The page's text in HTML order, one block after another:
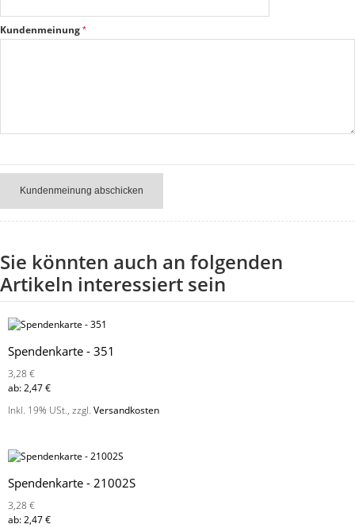
Kundenmeinung
Kundenmeinung abschicken
Sie könnten auch an folgenden
Artikeln interessiert sein
Spendenkarte - 351
3,28 €
ab:2,47 €
Inkl. 19% USt., zzgl. Versandkosten
Spendenkarte - 21002S
3,28 €
ab:2,47 €